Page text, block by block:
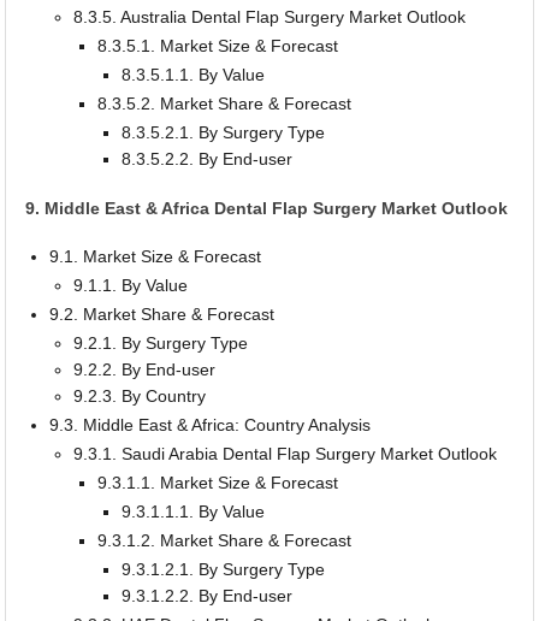
8.3.5. Australia Dental Flap Surgery Market Outlook
8.3.5.1. Market Size & Forecast
8.3.5.1.1. By Value
8.3.5.2. Market Share & Forecast
8.3.5.2.1. By Surgery Type
8.3.5.2.2. By End-user
9. Middle East & Africa Dental Flap Surgery Market Outlook
9.1. Market Size & Forecast
9.1.1. By Value
9.2. Market Share & Forecast
9.2.1. By Surgery Type
9.2.2. By End-user
9.2.3. By Country
9.3. Middle East & Africa: Country Analysis
9.3.1. Saudi Arabia Dental Flap Surgery Market Outlook
9.3.1.1. Market Size & Forecast
9.3.1.1.1. By Value
9.3.1.2. Market Share & Forecast
9.3.1.2.1. By Surgery Type
9.3.1.2.2. By End-user